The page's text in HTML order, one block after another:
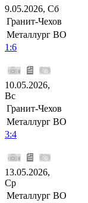
9.05.2026, Сб
Гранит-Чехов
Металлург ВО
1:6
10.05.2026,
Вс
Гранит-Чехов
Металлург ВО
3:4
13.05.2026,
Ср
Металлург ВО